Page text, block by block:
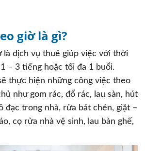
giờ là gì?
là dịch vụ thuê giúp việc với thời
– 3 tiếng hoặc tối đa 1 buổi.
thực hiện những công việc theo
như gom rác, đổ rác, lau sàn, hút
đạc trong nhà, rửa bát chén, giặt –
cọ rửa nhà vệ sinh, lau bàn ghế,